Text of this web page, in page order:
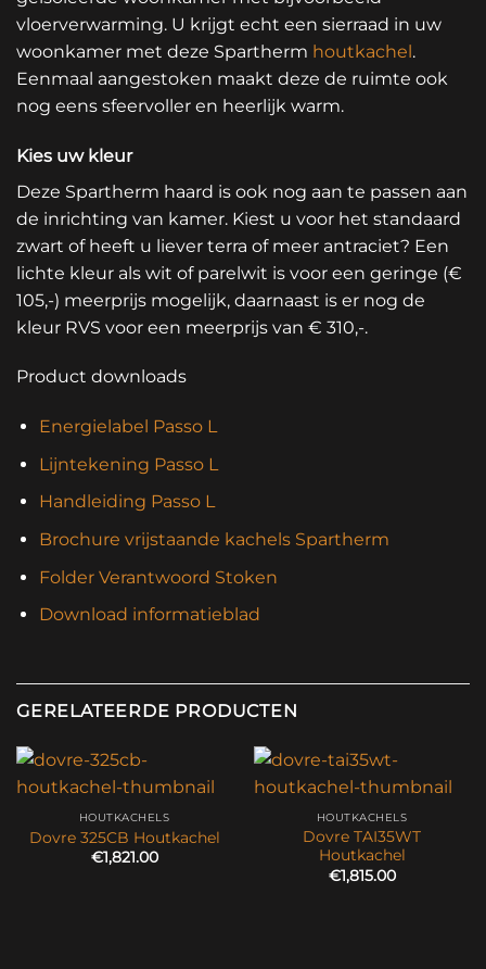
vloerverwarming. U krijgt echt een sierraad in uw
woonkamer met deze Spartherm houtkachel.
Eenmaal aangestoken maakt deze de ruimte ook
nog eens sfeervoller en heerlijk warm.
Kies uw kleur
Deze Spartherm haard is ook nog aan te passen aan
de inrichting van kamer. Kiest u voor het standaard
zwart of heeft u liever terra of meer antraciet? Een
lichte kleur als wit of parelwit is voor een geringe (€
105,-) meerprijs mogelijk, daarnaast is er nog de
kleur RVS voor een meerprijs van € 310,-.
Product downloads
Energielabel Passo L
Lijntekening Passo L
Handleiding Passo L
Brochure vrijstaande kachels Spartherm
Folder Verantwoord Stoken
Download informatieblad
GERELATEERDE PRODUCTEN
HOUTKACHELS
Dovre 325CB Houtkachel
€1,821.00
HOUTKACHELS
Dovre TAI35WT
Houtkachel
€1,815.00